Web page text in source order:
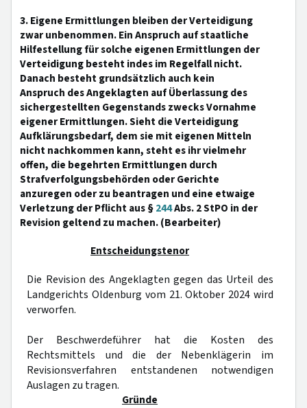
3. Eigene Ermittlungen bleiben der Verteidigung
zwar unbenommen. Ein Anspruch auf staatliche
Hilfestellung für solche eigenen Ermittlungen der
Verteidigung besteht indes im Regelfall nicht.
Danach besteht grundsätzlich auch kein
Anspruch des Angeklagten auf Überlassung des
sichergestellten Gegenstands zwecks Vornahme
eigener Ermittlungen. Sieht die Verteidigung
Aufklärungsbedarf, dem sie mit eigenen Mitteln
nicht nachkommen kann, steht es ihr vielmehr
offen, die begehrten Ermittlungen durch
Strafverfolgungsbehörden oder Gerichte
anzuregen oder zu beantragen und eine etwaige
Verletzung der Pflicht aus §244Abs. 2 StPO in der
Revision geltend zu machen. (Bearbeiter)
Entscheidungstenor
Die Revision des Angeklagten gegen das Urteil des
Landgerichts Oldenburg vom 21. Oktober 2024 wird
verworfen.
Der Beschwerdeführer hat die Kosten des
Rechtsmittels und die der Nebenklägerin im
Revisionsverfahren entstandenen notwendigen
Auslagen zu tragen.
Gründe